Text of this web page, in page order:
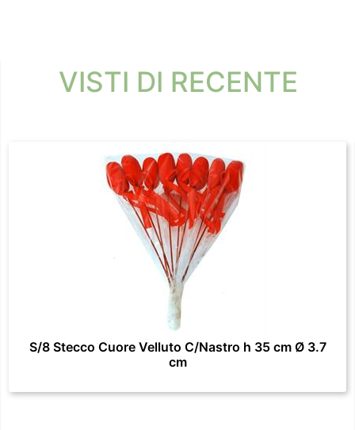
VISTI DI RECENTE
S/8 Stecco Cuore Velluto C/Nastro h 35 cm Ø 3.7
cm